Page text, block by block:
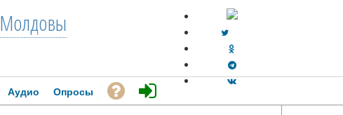
Молдовы
Аудио Опросы